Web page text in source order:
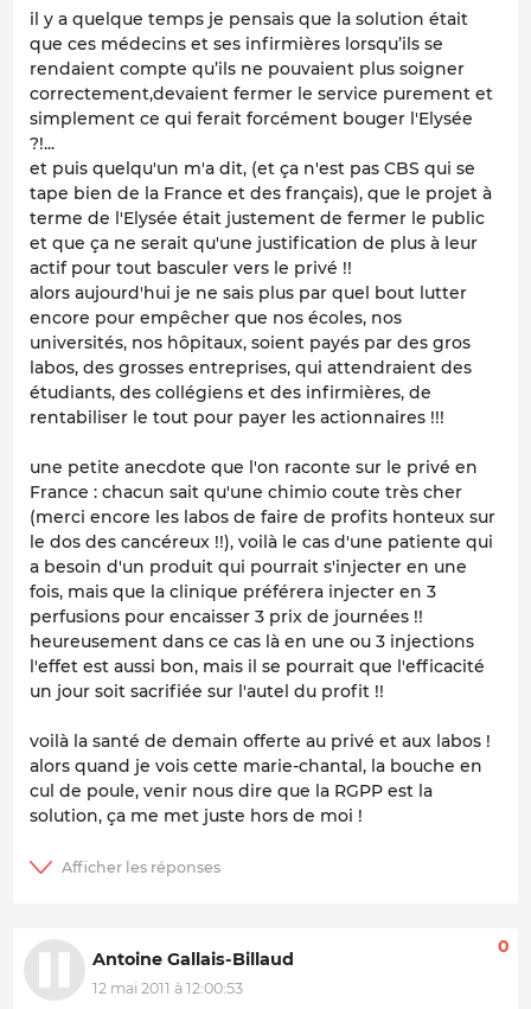
il y a quelque temps je pensais que la solution était
que ces médecins et ses infirmières lorsqu’ils se
rendaient compte qu’ils ne pouvaient plus soigner
correctement,devaient fermer le service purement et
simplement ce qui ferait forcément bouger l'Elysée
?!...
et puis quelqu'un m'a dit, (et ça n'est pas CBS qui se
tape bien de la France et des français), que le projet à
terme de l'Elysée était justement de fermer le public
et que ça ne serait qu'une justification de plus à leur
actif pour tout basculer vers le privé !!
alors aujourd'hui je ne sais plus par quel bout lutter
encore pour empêcher que nos écoles, nos
universités, nos hôpitaux, soient payés par des gros
labos, des grosses entreprises, qui attendraient des
étudiants, des collégiens et des infirmières, de
rentabiliser le tout pour payer les actionnaires !!!
une petite anecdote que l'on raconte sur le privé en
France : chacun sait qu'une chimio coute très cher
(merci encore les labos de faire de profits honteux sur
le dos des cancéreux !!), voilà le cas d'une patiente qui
a besoin d'un produit qui pourrait s'injecter en une
fois, mais que la clinique préférera injecter en 3
perfusions pour encaisser 3 prix de journées !!
heureusement dans ce cas là en une ou 3 injections
l'effet est aussi bon, mais il se pourrait que l'efficacité
un jour soit sacrifiée sur l'autel du profit !!
voilà la santé de demain offerte au privé et aux labos !
alors quand je vois cette marie-chantal, la bouche en
cul de poule, venir nous dire que la RGPP est la
solution, ça me met juste hors de moi !
Antoine Gallais-Billaud
12 mai 2011 à 12:00:53
0